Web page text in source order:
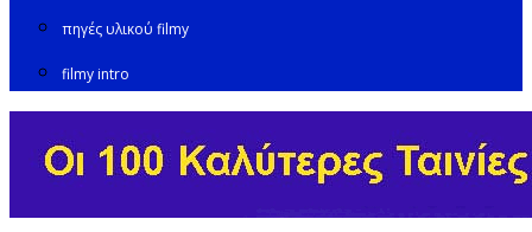
πηγές υλικού filmy
filmy intro